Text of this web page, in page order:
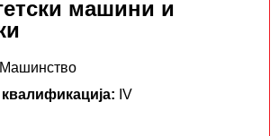
машини и
Машинство
IV